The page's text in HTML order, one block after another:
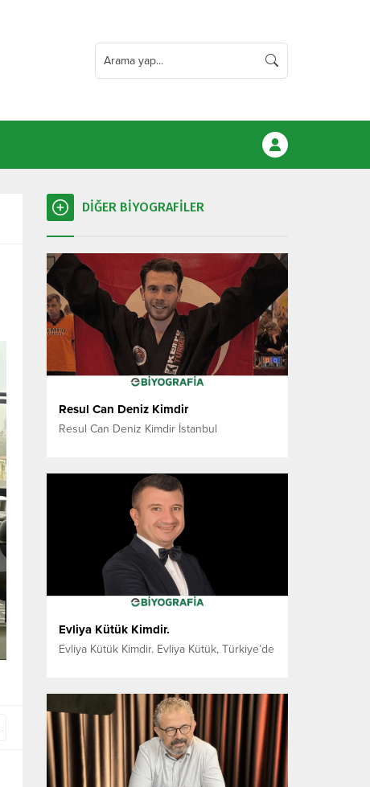
DİĞER BİYOGRAFİLER
Resul Can Deniz Kimdir
Resul Can Deniz Kimdir İstanbul
Federasyonu’nun en iyi sporcuları arasında
yer almakta. Uzun yıllardır Milli takımlar
kaptanı Berk Erol ve Akın Can Bingöl
birlikte antrenmanlarını sürdüren ve tüm
başarılarını birlikte paylaşan Resul Can
Deniz 13 yıldır dövüş sporlarıyla uğraşıyor.
Kazandığı hem...
Evliya Kütük Kimdir.
Evliya Kütük Kimdir. Evliya Kütük, Türkiye’de
geçmişi ve yenilikçi yaklaşımıyla tanınan bir
eğitimci ve danışmandır. Eğitim hayatına
öğretmenlik alanında başlayan Kütük, ikinci
lisansını hemşirelik alanında tamamlamış ve
hemşirelik bitirme tezinde “Wellness ve
Sağlıklı Yaşam Kültürü” konusunu ele alarak